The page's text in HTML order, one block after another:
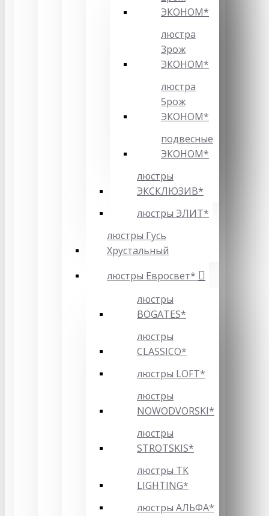
ЭКОНОМ*
люстра
3рож
ЭКОНОМ*
люстра
5рож
ЭКОНОМ*
подвесные
ЭКОНОМ*
люстры
ЭКСКЛЮЗИВ*
люстры ЭЛИТ*
люстры Гусь
Хрустальный
люстры Евросвет*
люстры
BOGATES*
люстры
CLASSICO*
люстры LOFT*
люстры
NOWODVORSKI*
люстры
STROTSKIS*
люстры TK
LIGHTING*
люстры АЛЬФА*